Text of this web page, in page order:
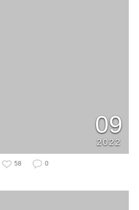
09
2022
58 0